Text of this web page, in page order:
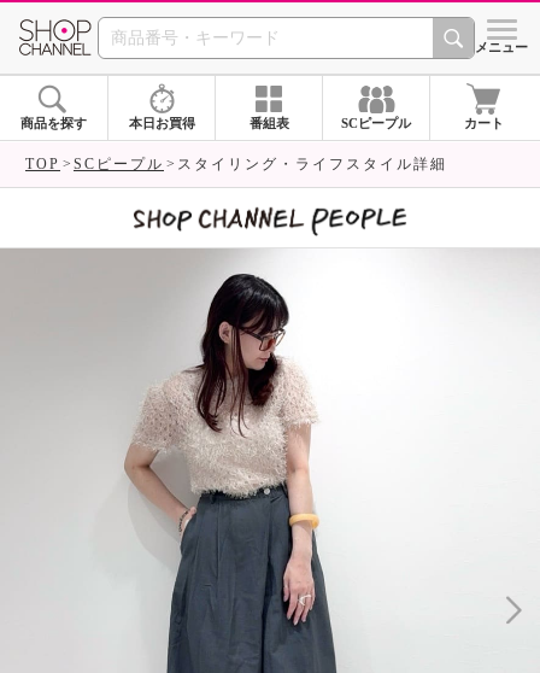
SHOP CHANNEL シメニュー
商品を探す 本日お買得 番組表 SCピープル カート
TOP SCピープル スタイリング・ライフスタイル詳細